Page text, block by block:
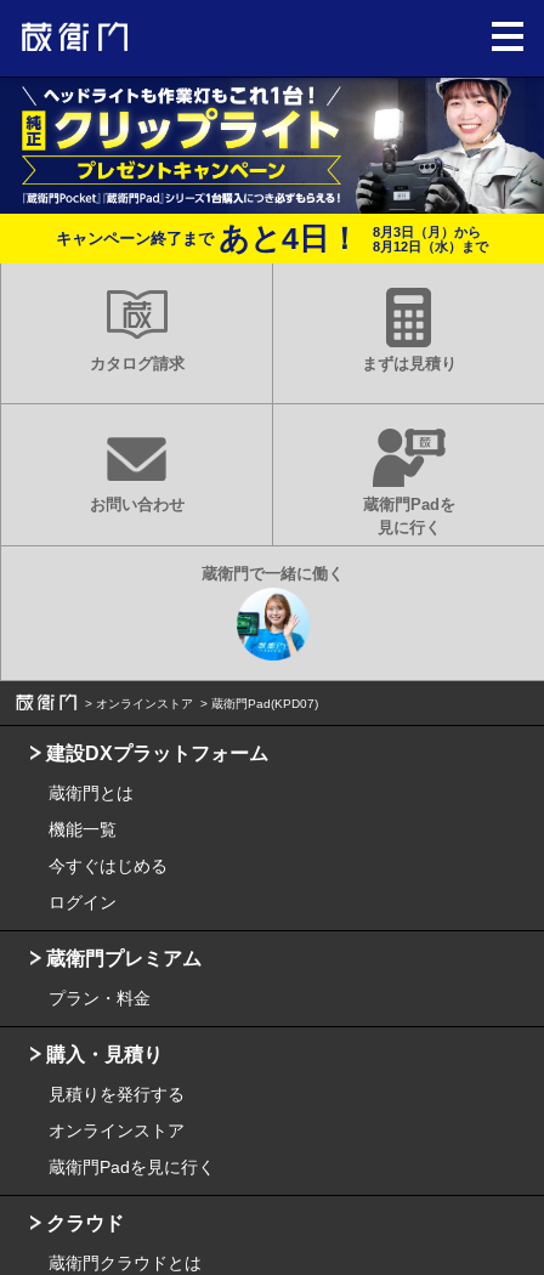
キャンペーン終了まで あと4 日！
8月3日（月）から
8月12日（水）まで
カタログ請求 まずは見積り
お問い合わせ
蔵衛門Padを
見に行く
オンラインストア 蔵衛門Pad(KPD07)
建設DXプラットフォーム
蔵衛門とは
機能一覧
今すぐはじめる
ログイン
蔵衛門プレミアム
プラン・料金
購入・見積り
見積りを発行する
オンラインストア
蔵衛門Padを見に行く
クラウド
蔵衛門クラウドとは